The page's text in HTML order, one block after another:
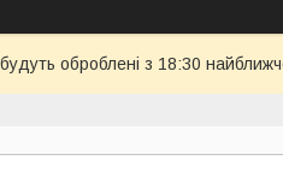
оброблені з 18:30